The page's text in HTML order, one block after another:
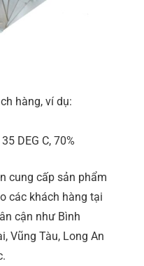
hàng, ví dụ:
DEG C, 70%
cung cấp sản phẩm
các khách hàng tại
cận như Bình
Vũng Tàu, Long An